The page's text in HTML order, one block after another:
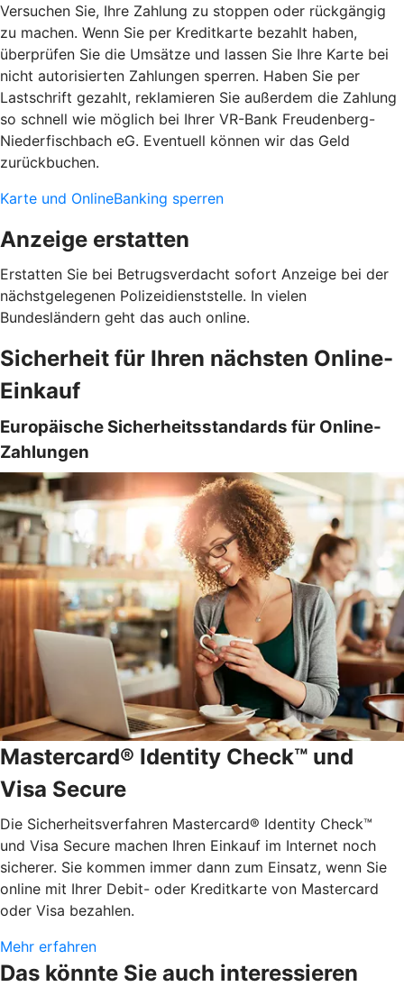
Versuchen Sie, Ihre Zahlung zu stoppen oder rückgängig
zu machen. Wenn Sie per Kreditkarte bezahlt haben,
überprüfen Sie die Umsätze und lassen Sie Ihre Karte bei
nicht autorisierten Zahlungen sperren. Haben Sie per
Lastschrift gezahlt, reklamieren Sie außerdem die Zahlung
so schnell wie möglich bei Ihrer VR-Bank Freudenberg-
Niederfischbach eG. Eventuell können wir das Geld
zurückbuchen.
Karte und OnlineBanking sperren
Anzeige erstatten
Erstatten Sie bei Betrugsverdacht sofort Anzeige bei der
nächstgelegenen Polizeidienststelle. In vielen
Bundesländern geht das auch online.
Sicherheit für Ihren nächsten Online-
Einkauf
Europäische Sicherheitsstandards für Online-
Zahlungen
Mastercard® Identity Check™ und
Visa Secure
Die Sicherheitsverfahren Mastercard® Identity Check™
und Visa Secure machen Ihren Einkauf im Internet noch
sicherer. Sie kommen immer dann zum Einsatz, wenn Sie
online mit Ihrer Debit- oder Kreditkarte von Mastercard
oder Visa bezahlen.
Mehr erfahren
Das könnte Sie auch interessieren